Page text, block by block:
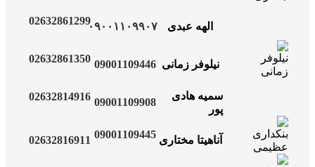
الهه عبدی ۰۹۰۰۱۱۰۹۹۰۷02632861299
نیلوفر زمانی 09001109446
02632861350
سمیه هادی
پور
09001109908
02632814916
آناهیتا مختاری 09001109445
02632816911